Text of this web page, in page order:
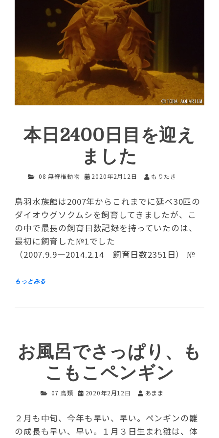
本日2400日目を迎え
ました
08 無脊椎動物 2020年2月12日 もりたき
鳥羽水族館は2007年からこれまでに延べ30匹の
ダイオウグソクムシを飼育してきましたが、こ
の中で最長の飼育日数記録を持っていたのは、
最初に飼育した№1でした
（2007.9.9―2014.2.14 飼育日数2351日） №
お風呂でさっぱり、も
こもこペンギン
07 鳥類 2020年2月12日 あまま
２月も中旬、今年も早い、早い。ペンギンの雛
の成長も早い、早い。１月３日生まれ雛は、体